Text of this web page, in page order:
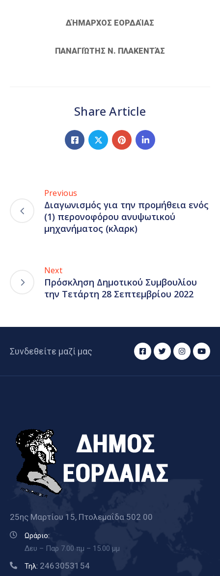
ΔΉΜΑΡΧΟΣ ΕΟΡΔΑΊΑΣ
ΠΑΝΑΓΙΏΤΗΣ Ν. ΠΛΑΚΕΝΤΆΣ
Share Article
Previous
Διαγωνισμός για την προμήθεια ενός
(1) περονοφόρου ανυψωτικού
μηχανήματος (κλαρκ)
Next
Πρόσκληση Δημοτικού Συμβουλίου
την Τετάρτη 28 Σεπτεμβρίου 2022
Συνδεθείτε μαζί μας
25ης Μαρτίου 15, Πτολεμαΐδα 502 00
Ωράριο:
Δευ – Παρ 7.00 πμ – 15.00 μμ
Τηλ: 2463053154